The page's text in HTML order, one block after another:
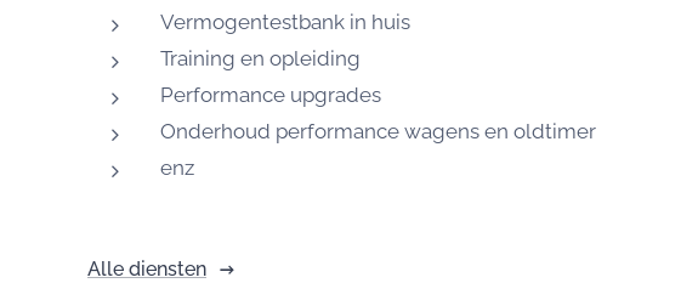
Vermogentestbank in huis
Training en opleiding
Performance upgrades
Onderhoud performance wagens en oldtimer
enz
Alle diensten